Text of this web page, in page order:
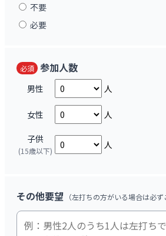
不要
必要
必須 参加人数
男性 人
女性 人
子供
(15歳以下)
人
その他要望 （左打ちの方がいる場合は必ず